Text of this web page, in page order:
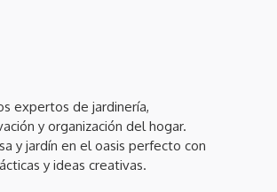
expertos de jardinería,
y organización del hogar.
y jardín en el oasis perfecto con
y ideas creativas.